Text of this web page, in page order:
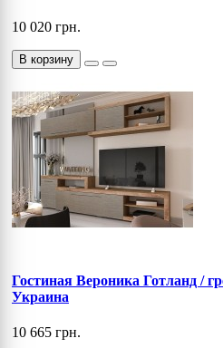
10 020 грн.
В корзину
Гостиная Вероника Готланд /
Украина
10 665 грн.